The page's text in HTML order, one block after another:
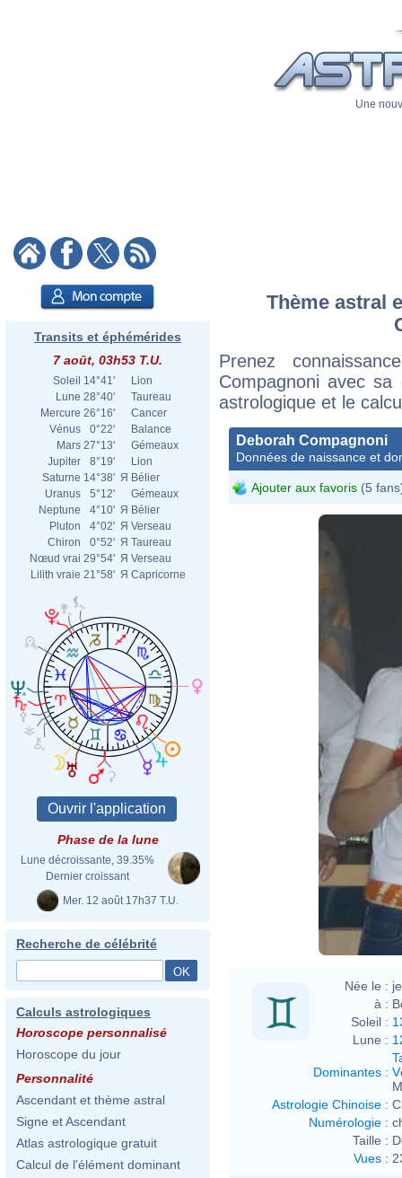
Une
Transits et éphémérides
7 août, 03h53 T.U.
Soleil 14°41'
Lion
Lune 28°40'
Taureau
Mercure 26°16'
Cancer
Vénus
0°22'
Balance
Mars 27°13'
Gémeaux
Jupiter
8°19'
Lion
Saturne 14°38' Я Bélier
Uranus
5°12'
Gémeaux
Neptune
4°10' Я Bélier
Pluton
4°02' Я Verseau
Chiron
0°52' Я Taureau
Nœud vrai 29°54' Я Verseau
Lilith vraie 21°58' Я Capricorne
Phase de la lune
Lune décroissante, 39.35%
Dernier croissant
Mer. 12 août 17h37 T.U.
Recherche de célébrité
Calculs astrologiques
Horoscope personnalisé
Horoscope du jour
Personnalité
Ascendant et thème astral
Signe et Ascendant
Atlas astrologique gratuit
Calcul de l'élément dominant
Thème astral
Prenez
Compagnoni avec
astrologique et le
Deborah Compagnoni
Données de naissance et
Ajouter aux favoris (5
Née le :
à :
Soleil :
Lune :
Dominantes :
Astrologie Chinoise :
Numérologie :
Taille :
Vues :